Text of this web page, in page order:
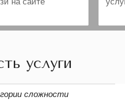
услуги
сложности